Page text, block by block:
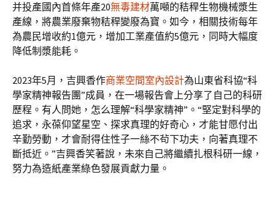
并投產國內首條年產20無毒建材萬噸的秸稈生物機械漿生
產線，將農業廢棄物秸稈變廢為寶。如今，相關技術每年
為農民增收約1億元，增加工業產值約5億元，同時大幅度
降低制漿能耗。
2023年5月，吉興香作商業空間室內設計為山東省科協“科
學家精神報告團”成員，在一場報告會上分享了自己的科研
歷程。有人問她，怎么理解“科學家精神”。“堅定對科學的
追求，永葆仰望星空、探求真理的好奇心，才能甘愿付出
辛勤勞動，才會耐得住性子一絲不茍下功夫，向著真理不
斷抵近。”吉興香笑著說，未來自己將繼續扎根科研一線，
努力為造紙產業綠色發展貢獻力量。